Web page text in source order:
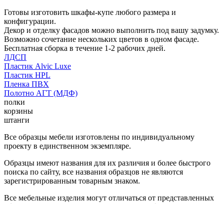
Готовы изготовить шкафы-купе любого размера и
конфигурации.
Декор и отделку фасадов можно выполнить под вашу задумку.
Возможно сочетание нескольких цветов в одном фасаде.
Бесплатная сборка в течение 1-2 рабочих дней.
ЛДСП
Пластик Alvic Luxe
Пластик HPL
Пленка ПВХ
Полотно АГТ (МДФ)
полки
корзины
штанги
Все образцы мебели изготовлены по индивидуальному
проекту в единственном экземпляре.
Образцы имеют названия для их различия и более быстрого
поиска по сайту, все названия образцов не являются
зарегистрированным товарным знаком.
Все мебельные изделия могут отличаться от представленных